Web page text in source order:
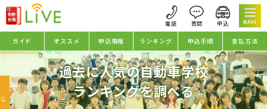
NAVI
ガイド オススメ 申込情報 ランキング 申込手順 支払方法
過去に人気の自動車学校
ランキングを調べる